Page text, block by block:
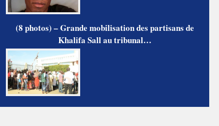
(8 photos) – Grande mobilisation des partisans de
Khalifa Sall au tribunal…